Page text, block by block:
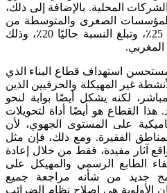
المحلية. بالإضافة إلى ذلك،
الصغرى والمتوسطة من
حيث المشتريات العمومية إلى 25٪، وتبلغ النسبة حاليًا 20٪، وذلك
استهداف قطاع البناء الذي
غير المهيكلة والحرفيين الذين
لكنه يشكل أيضًا بوابة لنحو
القطاع هو أيضًا أداة لتحويلات
على المستوى الجهوي، لأن
الفقيرة. ومع ذلك، فإن مثل
آثار مفيدة، فقط من خلال إعادة
الطابع الرسمي والمهيكل على
جديد من شأنه مراجعة جميع
الأولوية هي إصلاح نظام الضرائب